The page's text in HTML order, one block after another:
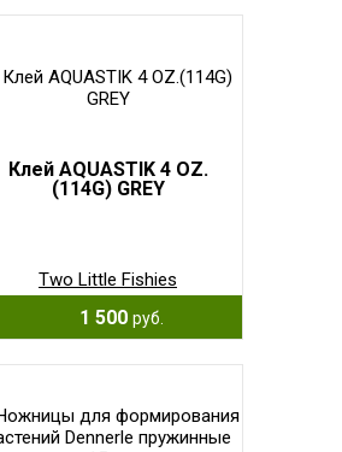
Клей AQUASTIK 4 OZ.
(114G) GREY
Two Little Fishies
1 500 руб.